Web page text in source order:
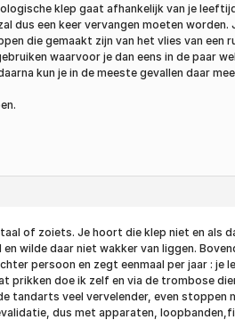
klep gaat afhankelijk van je
dus een keer vervangen moeten
die gemaakt zijn van het vlies van
waarvoor je dan eens in de paar
kun je in de meeste gevallen daar
of zoiets. Je hoort die klep niet en als
wilde daar niet wakker van liggen.
persoon en zegt eenmaal per jaar :
prikken doe ik zelf en via de trombose
tandarts veel vervelender, even
dus met apparaten,